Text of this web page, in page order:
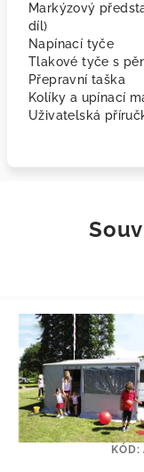
Markýzový
díl)
Napínací tyče
Tlakové tyče s
Přepravní taška
Kolíky a upínací
Uživatelská
KÓD: